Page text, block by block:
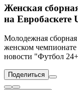
Женская
на Евробаскете
Молодежная
женском чемпионате
новости "Футбол
Поделиться